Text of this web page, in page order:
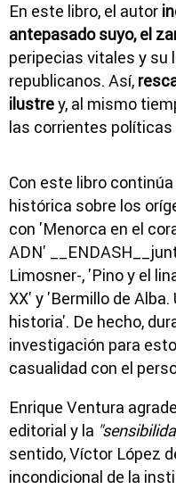
En este libro, el autor
antepasado suyo, el
peripecias vitales y su
republicanos. Así,
ilustrey, al mismo
las corrientes políticas
Con este libro
histórica sobre los
con 'Menorca en el
ADN'
Limosner-, 'Pino y el
XX' y 'Bermillo de
historia'. De hecho,
investigación para
casualidad con el
Enrique Ventura
editorial y la
sentido, Víctor López
incondicional de la